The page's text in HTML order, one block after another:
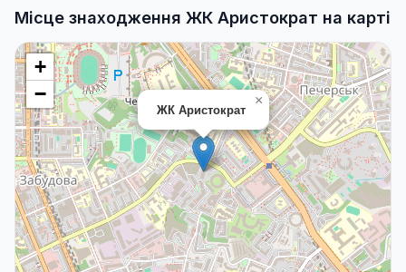
Місце знаходження ЖК Аристократ на карті
ЖК Аристократ
×
+
−